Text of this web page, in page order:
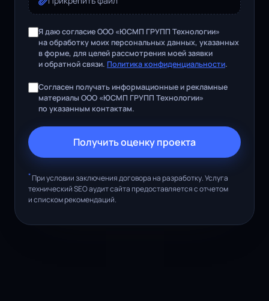
Я даю согласие ООО «ЮСМП ГРУПП Технологии»
на обработку моих персональных данных, указанных
в форме, для целей рассмотрения моей заявки
и обратной связи. Политика конфиденциальности.
Согласен получать информационные и рекламные
материалы ООО «ЮСМП ГРУПП Технологии»
по указанным контактам.
Получить оценку проекта
*При условии заключения договора на разработку. Услуга
технический SEO аудит сайта предоставляется с отчетом
и списком рекомендаций.